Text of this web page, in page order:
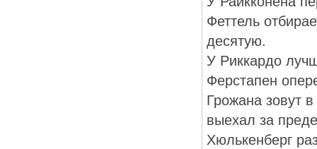
Феттель
десятую.
У Риккардо
Ферстапен
Грожана зовут
выехал за
Хюлькенберг